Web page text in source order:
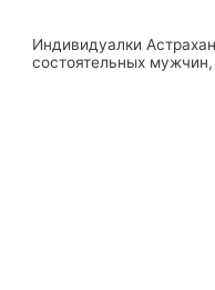
Индивидуалки
состоятельных